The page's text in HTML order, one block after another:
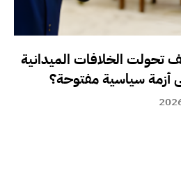
تحولت الخلافات الميدانية
أزمة سياسية مفتوحة؟